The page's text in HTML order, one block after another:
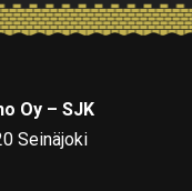
Oy – SJK
Seinäjoki